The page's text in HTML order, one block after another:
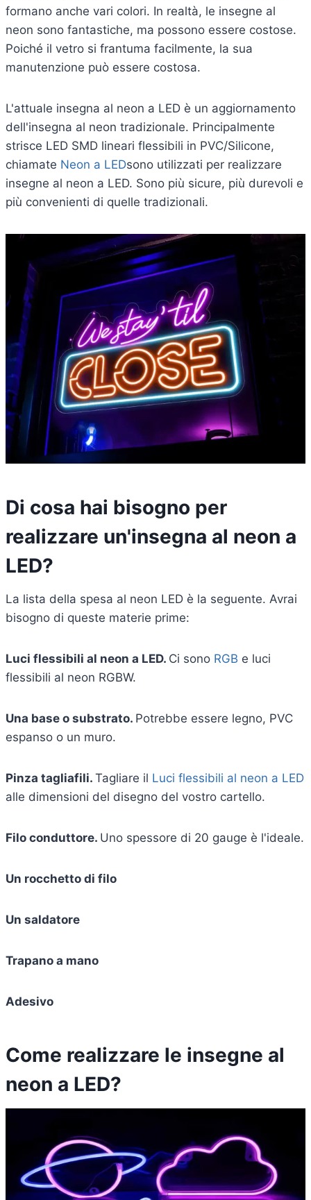
formano anche vari colori. In realtà, le insegne al
neon sono fantastiche, ma possono essere costose.
Poiché il vetro si frantuma facilmente, la sua
manutenzione può essere costosa.
L'attuale insegna al neon a LED è un aggiornamento
dell'insegna al neon tradizionale. Principalmente
strisce LED SMD lineari flessibili in PVC/Silicone,
chiamate Neon a LEDsono utilizzati per realizzare
insegne al neon a LED. Sono più sicure, più durevoli e
più convenienti di quelle tradizionali.
Di cosa hai bisogno per
realizzare un'insegna al neon a
LED?
La lista della spesa al neon LED è la seguente. Avrai
bisogno di queste materie prime:
Luci flessibili al neon a LED. Ci sono RGB e luci
flessibili al neon RGBW.
Una base o substrato. Potrebbe essere legno, PVC
espanso o un muro.
Pinza tagliafili. Tagliare il Luci flessibili al neon a LED
alle dimensioni del disegno del vostro cartello.
Filo conduttore. Uno spessore di 20 gauge è l'ideale.
Un rocchetto di filo
Un saldatore
Trapano a mano
Adesivo
Come realizzare le insegne al
neon a LED?